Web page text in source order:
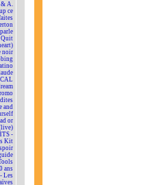
& A.
ce
Quit
noir
and
or
-
Kit
ans
Les